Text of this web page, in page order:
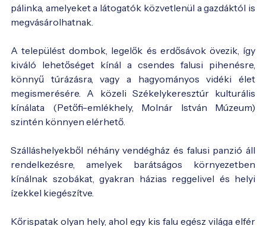
pálinka, amelyeket a látogatók közvetlenül a gazdáktól is
megvásárolhatnak.
A települést dombok, legelők és erdősávok övezik, így
kiváló lehetőséget kínál a csendes falusi pihenésre,
könnyű túrázásra, vagy a hagyományos vidéki élet
megismerésére. A közeli Székelykeresztúr kulturális
kínálata (Petőfi-emlékhely, Molnár István Múzeum)
szintén könnyen elérhető.
Szálláshelyekből néhány vendégház és falusi panzió áll
rendelkezésre, amelyek barátságos környezetben
kínálnak szobákat, gyakran házias reggelivel és helyi
ízekkel kiegészítve.
Kőrispatak olyan hely, ahol egy kis falu egész világa elfér